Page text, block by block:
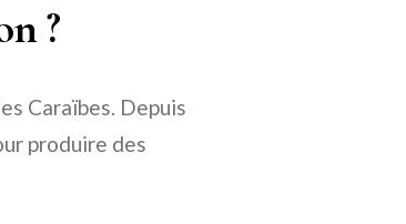
?
Caraïbes. Depuis
produire des